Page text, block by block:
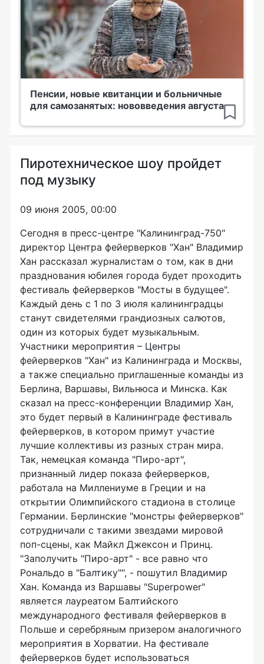
Пенсии, новые квитанции и больничные
для самозанятых: нововведения августа
Пиротехническое шоу пройдет
под музыку
09 июня 2005, 00:00
Сегодня в пресс-центре "Калининград-750"
директор Центра фейерверков "Хан" Владимир
Хан рассказал журналистам о том, как в дни
празднования юбилея города будет проходить
фестиваль фейерверков "Мосты в будущее".
Каждый день с 1 по 3 июля калининградцы
станут свидетелями грандиозных салютов,
один из которых будет музыкальным.
Участники мероприятия – Центры
фейерверков "Хан" из Калининграда и Москвы,
а также специально приглашенные команды из
Берлина, Варшавы, Вильнюса и Минска. Как
сказал на пресс-конференции Владимир Хан,
это будет первый в Калининграде фестиваль
фейерверков, в котором примут участие
лучшие коллективы из разных стран мира.
Так, немецкая команда "Пиро-арт",
признанный лидер показа фейерверков,
работала на Миллениуме в Греции и на
открытии Олимпийского стадиона в столице
Германии. Берлинские "монстры фейерверков"
сотрудничали с такими звездами мировой
поп-сцены, как Майкл Джексон и Принц.
"Заполучить "Пиро-арт" - все равно что
Рональдо в "Балтику"", - пошутил Владимир
Хан. Команда из Варшавы "Superpower"
является лауреатом Балтийского
международного фестиваля фейерверков в
Польше и серебряным призером аналогичного
мероприятия в Хорватии. На фестивале
фейерверков будет использоваться